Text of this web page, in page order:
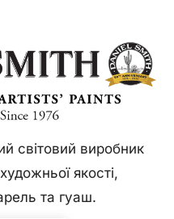
світовий виробник
якості,
та гуаш.